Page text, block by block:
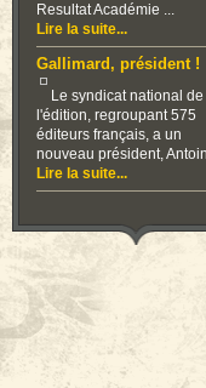
Resultat Académie ...
Lire la suite...
Gallimard, président !
Le syndicat national de
l'édition, regroupant 575
éditeurs français, a un
nouveau président,
Lire la suite...